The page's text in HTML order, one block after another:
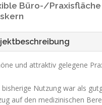
Büro-/Praxisfläche
und attraktiv gelegene
bisherige Nutzung war als
auf den medizinischen